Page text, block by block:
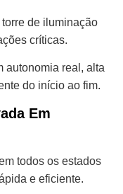
de iluminação
críticas.
autonomia real, alta
do início ao fim.
Em
todos os estados
e eficiente.